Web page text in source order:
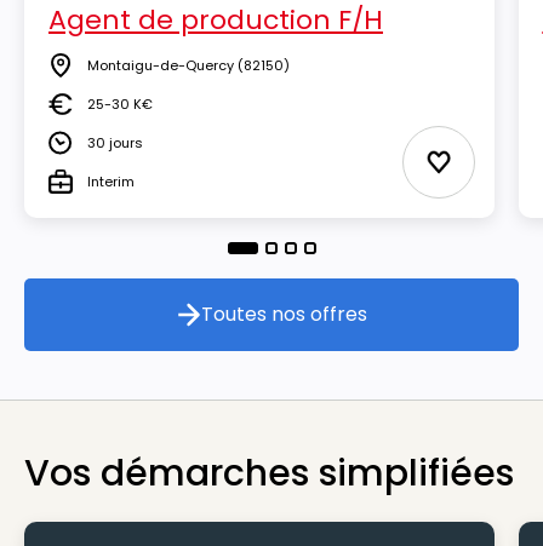
Agent de production F/H
Lieu Montaigu-de-Quercy (82150)
Salaire25-30 K€
Durée30 jours
TypeInterim Ajouter
Toutes nos offres
Toutes nos offres
Vos démarches simplifiées